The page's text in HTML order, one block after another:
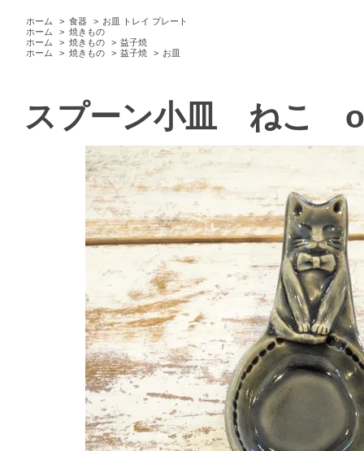
ホーム > 食器 > お皿 トレイ プレート
ホーム
> 焼きもの
ホーム
> 焼きもの > 益子焼
ホーム
> 焼きもの > 益子焼 > お皿
スプーン小皿 ねこ